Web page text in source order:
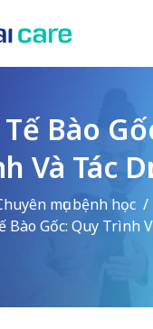
Bào
Và Tác
mục bệnh học
Bào Gốc: Quy Trình